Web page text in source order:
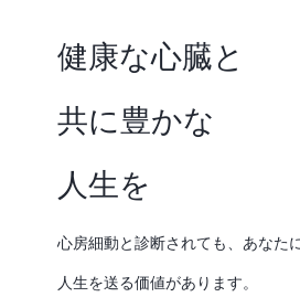
健康な心臓と
共に豊かな
人生を
心房細動と診断されても、あなた
人生を送る価値があります。